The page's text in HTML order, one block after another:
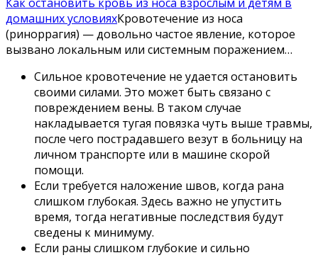
домашних условияхКровотечение из носа
(риноррагия) — довольно частое явление, которое
вызвано локальным или системным поражением…
Сильное кровотечение не удается остановить
своими силами. Это может быть связано с
повреждением вены. В таком случае
накладывается тугая повязка чуть выше травмы,
после чего пострадавшего везут в больницу на
личном транспорте или в машине скорой
помощи.
Если требуется наложение швов, когда рана
слишком глубокая. Здесь важно не упустить
время, тогда негативные последствия будут
сведены к минимуму.
Если раны слишком глубокие и сильно